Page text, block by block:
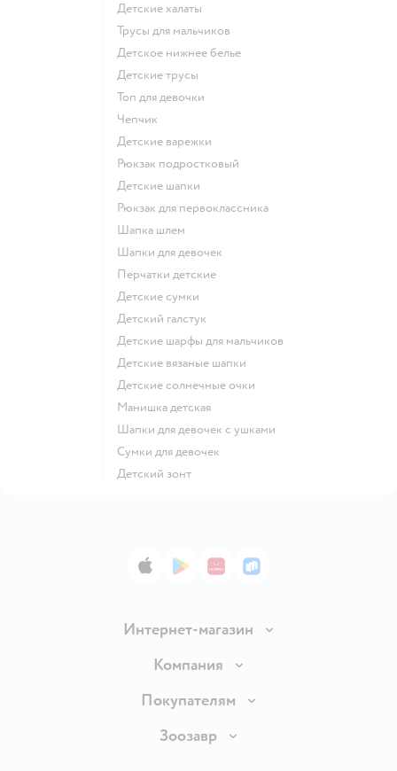
Детские халаты
Трусы для мальчиков
Детское нижнее белье
Детские трусы
Топ для девочки
Чепчик
Детские варежки
Рюкзак подростковый
Детские шапки
Рюкзак для первоклассника
Шапка шлем
Шапки для девочек
Перчатки детские
Детские сумки
Детский галстук
Детские шарфы для мальчиков
Детские вязаные шапки
Детские солнечные очки
Манишка детская
Шапки для девочек с ушками
Сумки для девочек
Детский зонт
App StoreGoogle Play
AppGallery
RuStore
Интернет-магазин
Доставка и оплата
Обмен и возврат товара
Правила продажи
Компания
О компании
Инвесторам
Покупателям
Бонусные карты
Зоозавр